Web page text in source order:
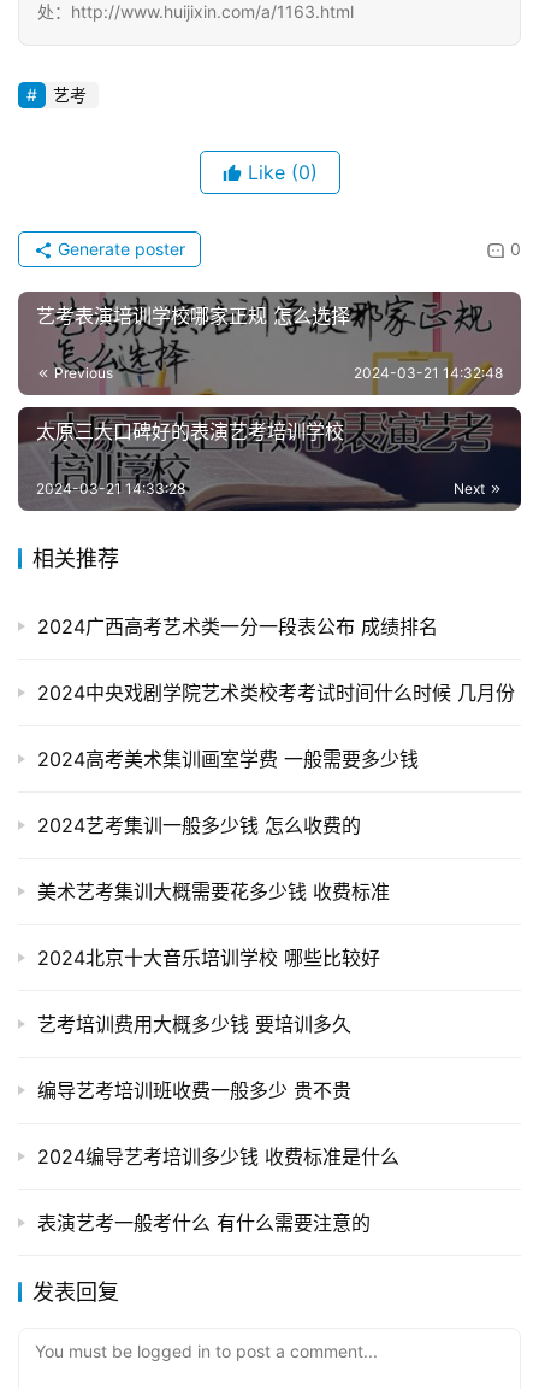
处：http://www.huijixin.com/a/1163.html
艺考
Like (0)
0
Generate poster
艺考表演培训学校哪家正规 怎么选择
Previous 2024-03-21 14:32:48
太原三大口碑好的表演艺考培训学校
Next
2024-03-21 14:33:28
相关推荐
2024广西高考艺术类一分一段表公布 成绩排名
2024中央戏剧学院艺术类校考考试时间什么时候 几月份
2024高考美术集训画室学费 一般需要多少钱
2024艺考集训一般多少钱 怎么收费的
美术艺考集训大概需要花多少钱 收费标准
2024北京十大音乐培训学校 哪些比较好
艺考培训费用大概多少钱 要培训多久
编导艺考培训班收费一般多少 贵不贵
2024编导艺考培训多少钱 收费标准是什么
表演艺考一般考什么 有什么需要注意的
发表回复
You must be logged in to post a comment...